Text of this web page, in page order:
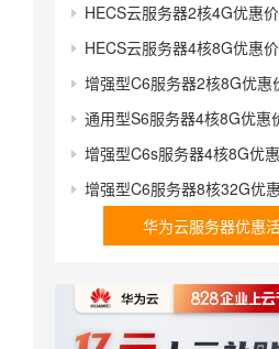
HECS云服务器2核4G优惠
HECS云服务器4核8G优惠
增强型C6服务器2核8G优惠
通用型S6服务器4核8G优惠
增强型C6s服务器4核8G优
增强型C6服务器8核32G优
华为云服务器优惠